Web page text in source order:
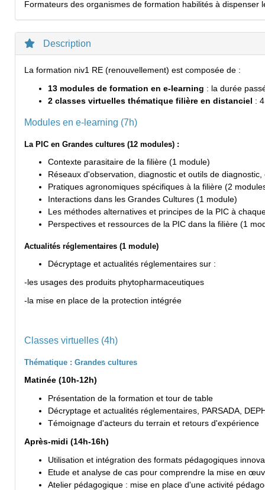
Formateurs des organismes de formation habilités à
Description
La formation niv1 RE (renouvellement) est composée de :
13 modules de formation en e-learning : la durée
2 classes virtuelles thématique filière en distanciel :
Modules en e-learning (7h)
La PIC en Grandes cultures (12 modules) :
Contexte parasitaire de la filière (1 module)
Réseaux d'observation, diagnostic et outils de
Pratiques agronomiques spécifiques à la filière (2
Interactions dans les Grandes Cultures (1 module)
Les méthodes alternatives et principes de la PIC à
Perspectives et ressources de la PIC dans la filière (1
Actualités réglementaires (1 module)
Décryptage et actualités réglementaires sur :
-les usages des produits phytopharmaceutiques
-la mise en place de la protection intégrée
Classes virtuelles (4h)
Thématique : Grandes cultures
Matinée (10h-12h)
Présentation de la formation et tour de table
Décryptage et actualités réglementaires, PARSADA,
Témoignage d'acteurs du terrain et retours d'expérience
Après-midi (14h-16h)
Utilisation et intégration des formats pédagogiques
Etude et analyse de cas pour comprendre la mise en
Atelier pédagogique : mise en place d'une activité